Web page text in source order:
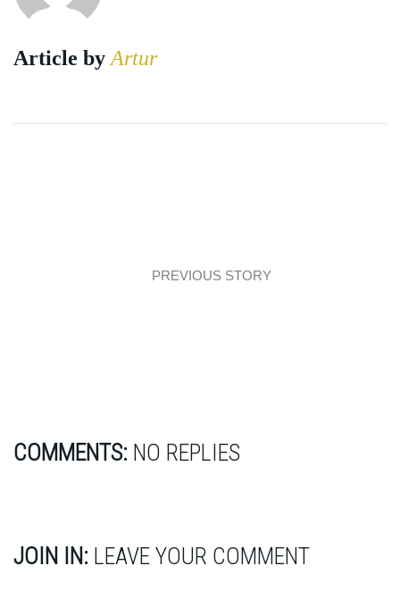
Article byArtur
PREVIOUS STORY
COMMENTS: NO REPLIES
JOIN IN: LEAVE YOUR COMMENT